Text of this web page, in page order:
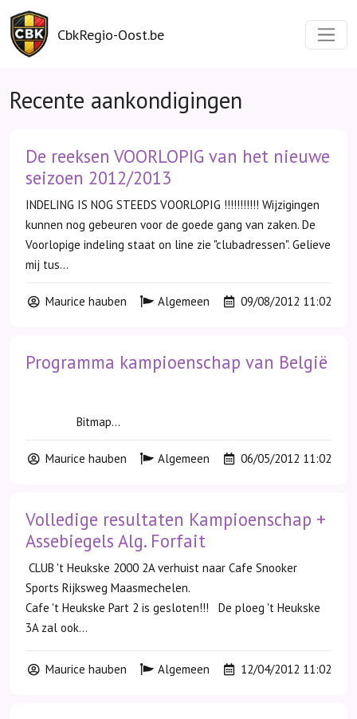
CbkRegio-Oost.be
Recente aankondigingen
De reeksen VOORLOPIG van het nieuwe
seizoen 2012/2013
INDELING IS NOG STEEDS VOORLOPIG !!!!!!!!!!! Wijzigingen
kunnen nog gebeuren voor de goede gang van zaken. De
Voorlopige indeling staat on line zie "clubadressen". Gelieve
mij tus...
Maurice hauben Algemeen 09/08/2012 11:02
Programma kampioenschap van België
Bitmap...
Maurice hauben Algemeen 06/05/2012 11:02
Volledige resultaten Kampioenschap +
Assebiegels Alg. Forfait
CLUB 't Heukske 2000 2A verhuist naar Cafe Snooker
Sports Rijksweg Maasmechelen.
Cafe 't Heukske Part 2 is gesloten!!! De ploeg 't Heukske
3A zal ook...
Maurice hauben Algemeen 12/04/2012 11:02